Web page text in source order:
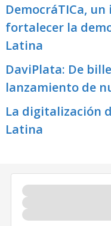
DemocráTICa,
fortalecer la
Latina
DaviPlata: De
lanzamiento de
La digitalización
Latina